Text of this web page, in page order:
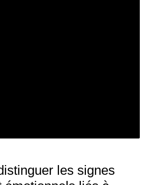
les signes